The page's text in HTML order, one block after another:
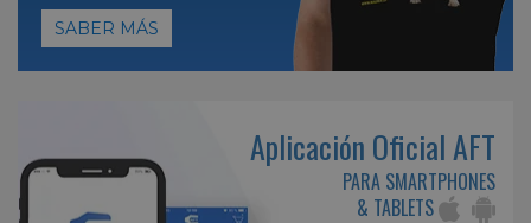
SABER MÁS
Aplicación Oficial AFT
PARA SMARTPHONES
& TABLETS